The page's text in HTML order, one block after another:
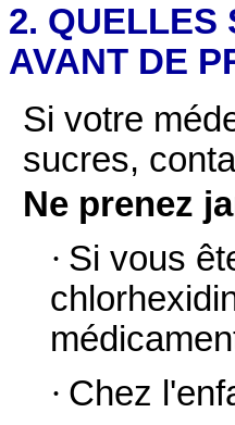
2. QUELLES
AVANT DE
Si votre
sucres,
Ne prenez
· Si vous
· Chez